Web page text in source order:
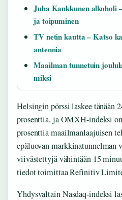
Juha Kankkunen alkoholi
ja toipuminen
TV netin kautta – Katso
antennia
Maailman tunnetuin
miksi
Helsingin pörssi laskee tänään
prosenttia, ja OMXH-indeksi
prosenttia maailmanlaajuisen
epäluovan markkinatunnelman
viivästettyjä vähintään 15
tiedot toimittaa Refinitiv
Yhdysvaltain Nasdaq-indeksi